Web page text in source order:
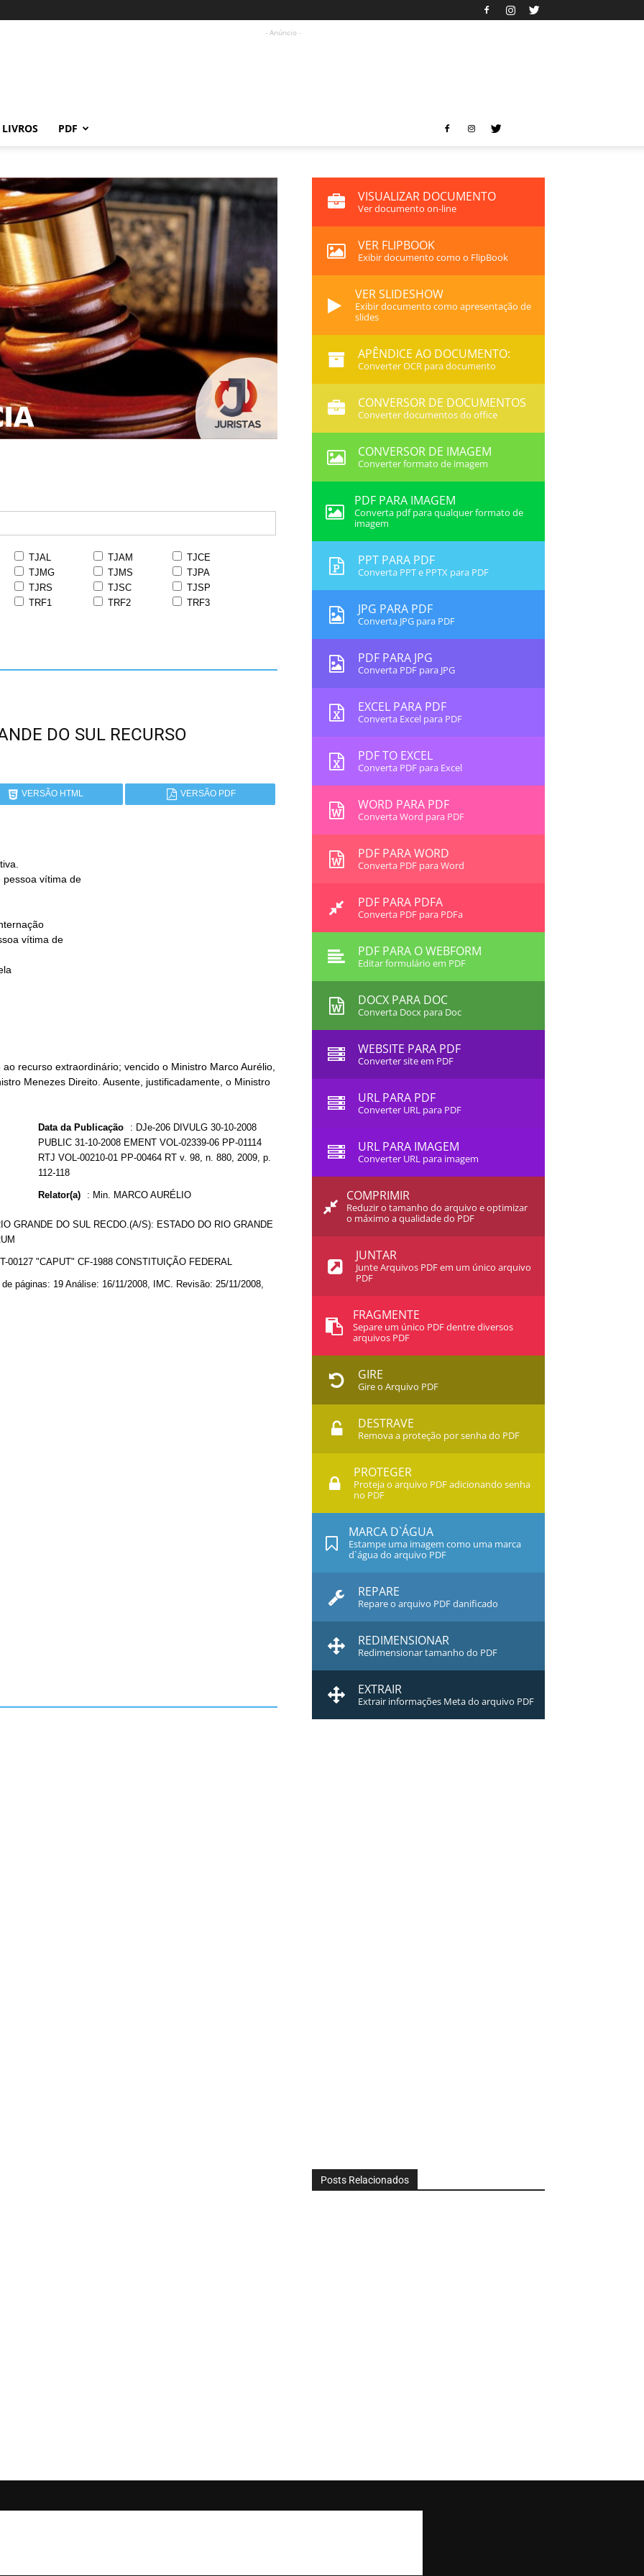
- Anúncio -
LIVROS PDF
TJAL TJAM
TJCE
TJMG
TJMS
TJPA
TJRS
TJSC
TJSP
TRF1
TRF2 TRF3
DO SUL RECURSO
VERSÃO HTML VERSÃO PDF
recurso extraordinário; vencido o Ministro Marco Aurélio,
Menezes Direito. Ausente, justificadamente, o Ministro
Data da Publicação : DJe-206 DIVULG 30-10-2008
PUBLIC 31-10-2008 EMENT VOL-02339-06 PP-01114
RTJ VOL-00210-01 PP-00464 RT v. 98, n. 880, 2009, p.
112-118
Relator(a) : Min. MARCO AURÉLIO
GRANDE DO SUL RECDO.(A/S): ESTADO DO RIO GRANDE
00127 "CAPUT" CF-1988 CONSTITUIÇÃO FEDERAL
páginas: 19 Análise: 16/11/2008, IMC. Revisão: 25/11/2008,
VISUALIZAR DOCUMENTO
Ver documento on-line
VER FLIPBOOK
Exibir documento como o FlipBook
VER SLIDESHOW
Exibir documento como apresentação de
slides
APÊNDICE AO DOCUMENTO:
Converter OCR para documento
CONVERSOR DE DOCUMENTOS
Converter documentos do office
CONVERSOR DE IMAGEM
Converter formato de imagem
PDF PARA IMAGEM
Converta pdf para qualquer formato de
imagem
PPT PARA PDF
Converta PPT e PPTX para PDF
JPG PARA PDF
Converta JPG para PDF
PDF PARA JPG
Converta PDF para JPG
EXCEL PARA PDF
Converta Excel para PDF
PDF TO EXCEL
Converta PDF para Excel
WORD PARA PDF
Converta Word para PDF
PDF PARA WORD
Converta PDF para Word
PDF PARA PDFA
Converta PDF para PDFa
PDF PARA O WEBFORM
Editar formulário em PDF
DOCX PARA DOC
Converta Docx para Doc
WEBSITE PARA PDF
Converter site em PDF
URL PARA PDF
Converter URL para PDF
URL PARA IMAGEM
Converter URL para imagem
COMPRIMIR
Reduzir o tamanho do arquivo e optimizar
o máximo a qualidade do PDF
JUNTAR
Junte Arquivos PDF em um único arquivo
PDF
FRAGMENTE
Separe um único PDF dentre diversos
arquivos PDF
GIRE
Gire o Arquivo PDF
DESTRAVE
Remova a proteção por senha do PDF
PROTEGER
Proteja o arquivo PDF adicionando senha
no PDF
MARCA D`ÁGUA
Estampe uma imagem como uma marca
d`água do arquivo PDF
REPARE
Repare o arquivo PDF danificado
REDIMENSIONAR
Redimensionar tamanho do PDF
EXTRAIR
Extrair informações Meta do arquivo PDF
Posts Relacionados